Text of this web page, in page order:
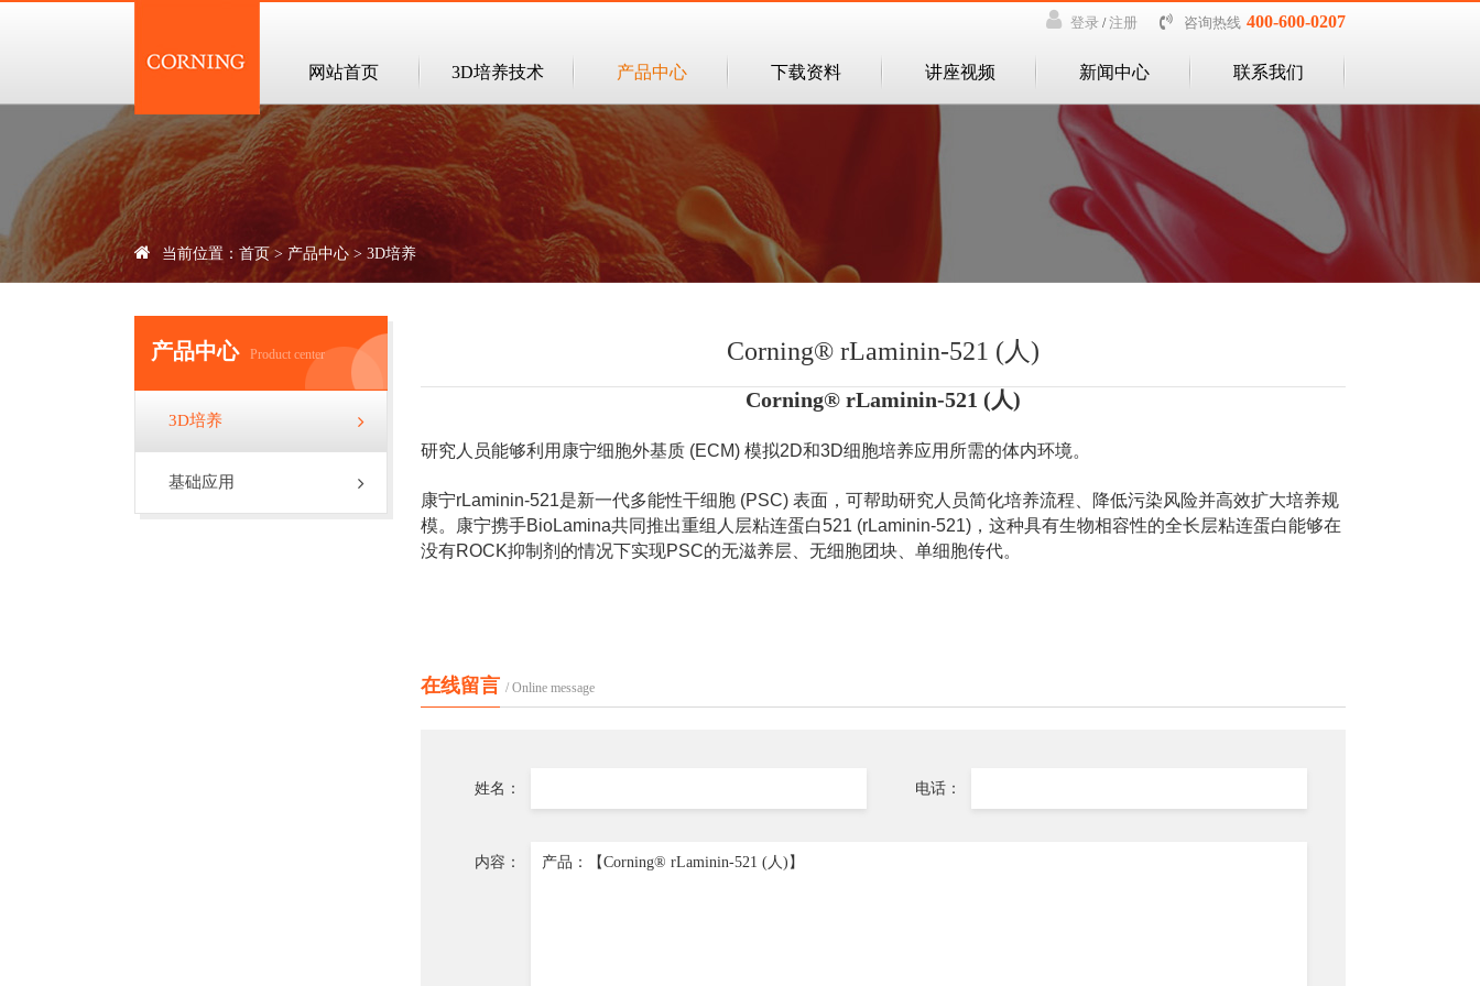
登录 /注册 咨询热线 400-600-0207
网站首页 3D培养技术 产品中心 下载资料 讲座视频 新闻中心 联系我们
当前位置： 首页> 产品中心 > 3D培养
产品中心 Product center
3D培养
基础应用
Corning® rLaminin-521 (人)
Corning® rLaminin-521 (人)
研究人员能够利用康宁细胞外基质 (ECM) 模拟2D和3D细胞培养应用所需的体内环境。
康宁rLaminin-521是新一代多能性干细胞 (PSC) 表面，可帮助研究人员简化培养流程、降低污染风险并高效扩大培养规
模。康宁携手BioLamina共同推出重组人层粘连蛋白521 (rLaminin-521)，这种具有生物相容性的全长层粘连蛋白能够在
没有ROCK抑制剂的情况下实现PSC的无滋养层、无细胞团块、单细胞传代。
在线留言 / Online message
姓名： 电话：
内容：